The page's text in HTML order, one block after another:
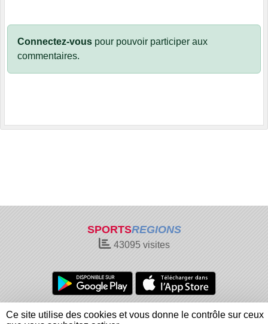
Connectez-vous pour pouvoir participer aux
commentaires.
SPORTSREGIONS
43095visites
Charte cookies
Gestion des cookies
Ce site utilise des cookies et vous donne le contrôle sur ceux